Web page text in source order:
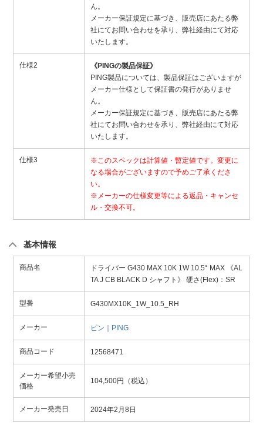
ん。
メーカー保証規定に基づき、販売店にあたる弊
社にてお問い合わせを承り、弊社経由にて対応
いたします。
仕様2
《PINGの製品保証》
PING製品については、製品保証はございますが
メーカー仕様として保証書の発行がありませ
ん。
メーカー保証規定に基づき、販売店にあたる弊
社にてお問い合わせを承り、弊社経由にて対応
いたします。
仕様3
※このスペックは計算値・暫定値です。変更に
なる場合がございますので予めご了承くださ
い。
※メーカーの仕様変更等による返品・キャンセ
ル・交換不可。
基本情報
商品名
ドライバー G430 MAX 10K 1W 10.5° MAX 《AL
TA J CB BLACK D シャフト》 硬さ(Flex)：SR
型番 G430MX10K_1W_10.5_RH
メーカー ピン｜PING
商品コード 12568471
メーカー希望小売
価格
104,500円（税込）
メーカー発売日 2024年2月8日